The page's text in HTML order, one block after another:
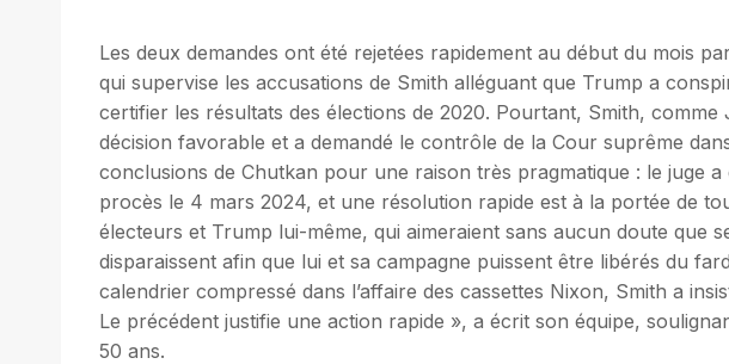
Les deux demandes ont été rejetées rapidement au début du mois
qui supervise les accusations de Smith alléguant que Trump a
certifier les résultats des élections de 2020. Pourtant, Smith,
décision favorable et a demandé le contrôle de la Cour suprême
conclusions de Chutkan pour une raison très pragmatique : le juge
procès le 4 mars 2024, et une résolution rapide est à la portée de
électeurs et Trump lui-même, qui aimeraient sans aucun doute que
disparaissent afin que lui et sa campagne puissent être libérés du
calendrier compressé dans l’affaire des cassettes Nixon, Smith a
Le précédent justifie une action rapide », a écrit son équipe,
50 ans.